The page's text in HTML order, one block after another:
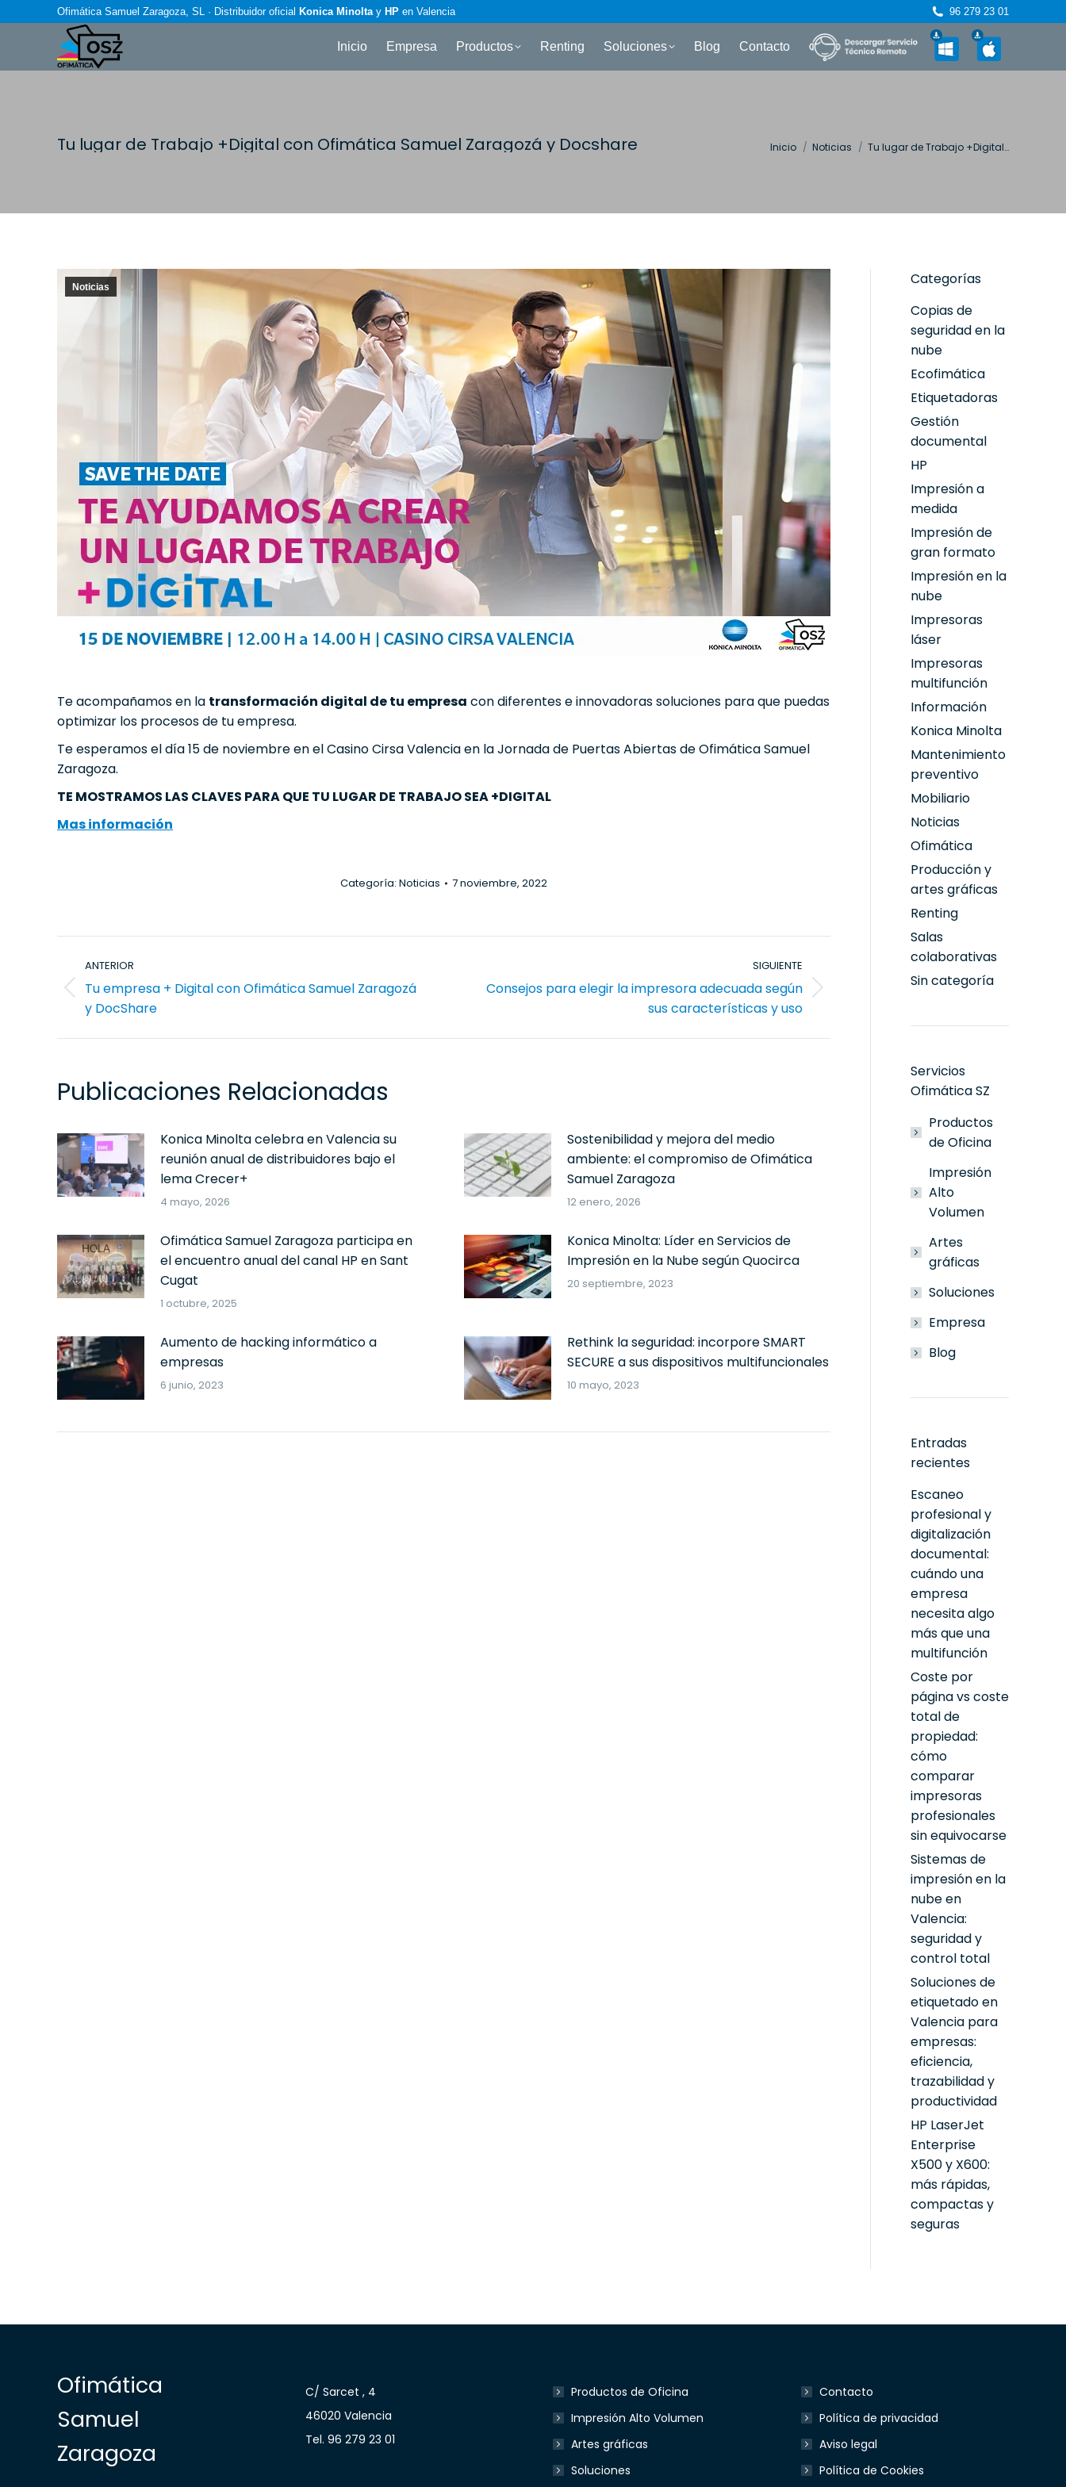
Ofimática Samuel Zaragoza, SL · Distribuidor oficial Konica Minoltay HP en Valencia 96 279 23 01
Inicio Empresa Productos Renting Soluciones Blog Contacto
Tu lugar de Trabajo +Digital con Ofimática Samuel Zaragozá y Docshare Estás aquí:
Inicio Noticias Tu lugar de Trabajo +Digital…
Noticias
Te acompañamos en la transformación digital de tu empresa con diferentes e innovadoras soluciones para que puedas
optimizar los procesos de tu empresa.
Te esperamos el día 15 de noviembre en el Casino Cirsa Valencia en la Jornada de Puertas Abiertas de Ofimática Samuel
Zaragoza.
TE MOSTRAMOS LAS CLAVES PARA QUE TU LUGAR DE TRABAJO SEA +DIGITAL
Mas información
Categoría: Noticias 7 noviembre, 2022
entre
publicaciones
ANTERIOR
Publicación
anterior:
Tu empresa + Digital con Ofimática Samuel Zaragozá
y DocShare
SIGUIENTE
Publicación
Consejos para elegir la impresora adecuada según
sus características y uso
Publicaciones Relacionadas
Konica Minolta celebra en Valencia su
reunión anual de distribuidores bajo el
lema Crecer+
4 mayo, 2026
Sostenibilidad y mejora del medio
ambiente: el compromiso de Ofimática
Samuel Zaragoza
12 enero, 2026
Ofimática Samuel Zaragoza participa en
el encuentro anual del canal HP en Sant
Cugat
1 octubre, 2025
Konica Minolta: Líder en Servicios de
Impresión en la Nube según Quocirca
20 septiembre, 2023
Aumento de hacking informático a
empresas
6 junio, 2023
Rethink la seguridad: incorpore SMART
SECURE a sus dispositivos multifuncionales
10 mayo, 2023
Categorías
Copias de
seguridad en la
nube
Ecofimática
Etiquetadoras
Gestión
documental
HP
Impresión a
medida
Impresión de
gran formato
Impresión en la
nube
Impresoras
láser
Impresoras
multifunción
Información
Konica Minolta
Mantenimiento
preventivo
Mobiliario
Noticias
Ofimática
Producción y
artes gráficas
Renting
Salas
colaborativas
Sin categoría
Servicios
Ofimática SZ
Productos
de Oficina
Impresión
Alto
Volumen
Artes
gráficas
Soluciones
Empresa
Blog
Entradas
recientes
Escaneo
profesional y
digitalización
documental:
cuándo una
empresa
necesita algo
más que una
multifunción
Coste por
página vs coste
total de
propiedad:
cómo
comparar
impresoras
profesionales
sin equivocarse
Sistemas de
impresión en la
nube en
Valencia:
seguridad y
control total
Soluciones de
etiquetado en
Valencia para
empresas:
eficiencia,
trazabilidad y
productividad
HP LaserJet
Enterprise
X500 y X600:
más rápidas,
compactas y
seguras
Ofimática
Samuel
Zaragoza
C/ Sarcet , 4
46020 Valencia
Tel. 96 279 23 01
Productos de Oficina
Impresión Alto Volumen
Artes gráficas
Soluciones
Contacto
Política de privacidad
Aviso legal
Política de Cookies